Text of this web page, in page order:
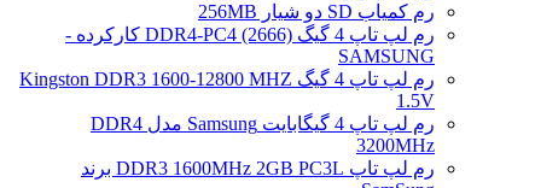
رم کمیاب SD دو شیار 256MB
رم لپ تاپ 4 گیگ DDR4-PC4 (2666) کارکرده -
SAMSUNG
رم لپ تاپ 4 گیگ Kingston DDR3 1600-12800 MHZ
1.5V
رم لپ تاپ 4 گیگابایت Samsung مدل DDR4
3200MHz
رم لپ تاپ DDR3 1600MHz 2GB PC3L برند